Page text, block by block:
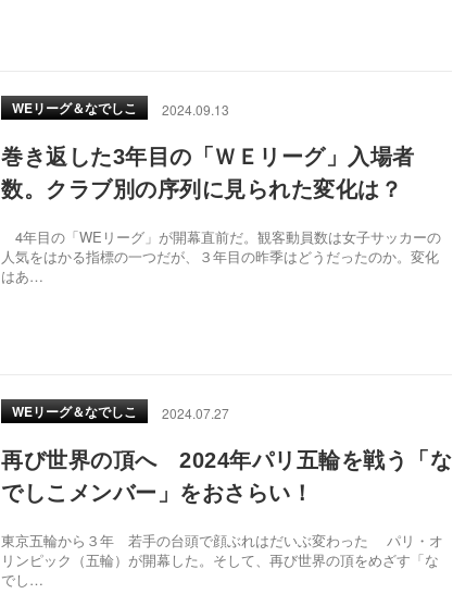
WEリーグ＆なでしこ 2024.09.13
巻き返した3年目の「ＷＥリーグ」入場者
数。クラブ別の序列に見られた変化は？
4年目の「WEリーグ」が開幕直前だ。観客動員数は女子サッカーの
人気をはかる指標の一つだが、３年目の昨季はどうだったのか。変化
はあ…
WEリーグ＆なでしこ 2024.07.27
再び世界の頂へ 2024年パリ五輪を戦う「な
でしこメンバー」をおさらい！
東京五輪から３年 若手の台頭で顔ぶれはだいぶ変わった パリ・オ
リンピック（五輪）が開幕した。そして、再び世界の頂をめざす「な
でし…